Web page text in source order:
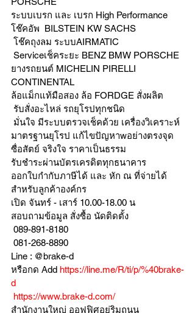
ระบบเบรก และ เบรก High Performance
โช๊คอัพ  BILSTEIN KW SACHS
โช๊คถุงลม ระบบAIRMATIC
Serviceเช็คระยะ BENZ BMW PORSCHE
ยางรถยนต์ MICHELIN PIRELLI
CONTINENTAL
ล้อแม็กแท้มือสอง ล้อ FORDGE สั่งผลิต
รับสั่งอะไหล่ รถยุโรปทุกชนิด
มาตรฐานยุโรป แก้ไขปัญหาwอย่างตรงจุด
ซื่อสัตย์ จริงใจ ราคาเป็นธรรม
รับชำระผ่านบัตรเครดิตทุกธนาคาร
ออกใบกำกับภาษีได้ และ หัก ณ ที่จ่ายได้
สำหรับลูกค้าองค์กร
เปิด จันทร์ - เสาร์ 10.00-18.00 น
สอบถามข้อมูล สั่งซื้อ นัดติดตั้ง
089-891-8180
081-268-8890
Line : @brake-d
หรือกด Add https://line.me/R/ti/p/%40brake-
d
https://www.brake-d.com/
สำนักงานใหญ่ ออฟฟิศอยู่ริมถนน